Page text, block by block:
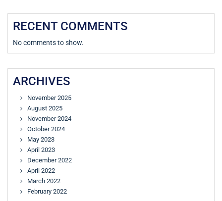
RECENT COMMENTS
No comments to show.
ARCHIVES
November 2025
August 2025
November 2024
October 2024
May 2023
April 2023
December 2022
April 2022
March 2022
February 2022